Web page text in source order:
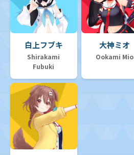
白上フブキ
Shirakami
Fubuki
大神ミオ
Ookami Mio